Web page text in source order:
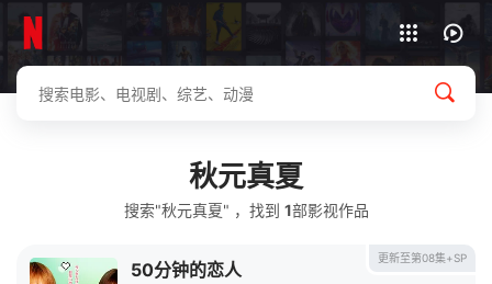
秋元真夏
搜索"秋元真夏" ，找到 1部影视作品
更新至第08集+SP
50分钟的恋人